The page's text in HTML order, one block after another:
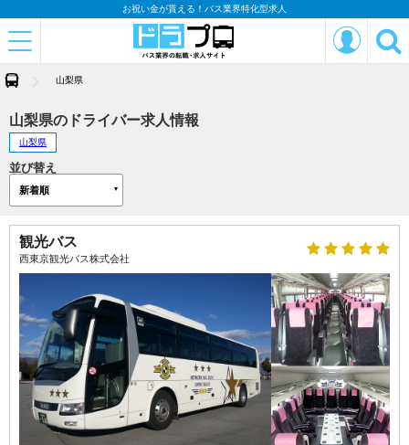
お祝い金が貰える！バス業界特化型求人
山梨県
山梨県のドライバー求人情報
山梨県
並び替え
観光バス
西東京観光バス株式会社